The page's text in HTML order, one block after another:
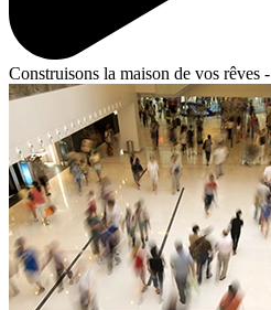
Construisons la maison de vos rêves -